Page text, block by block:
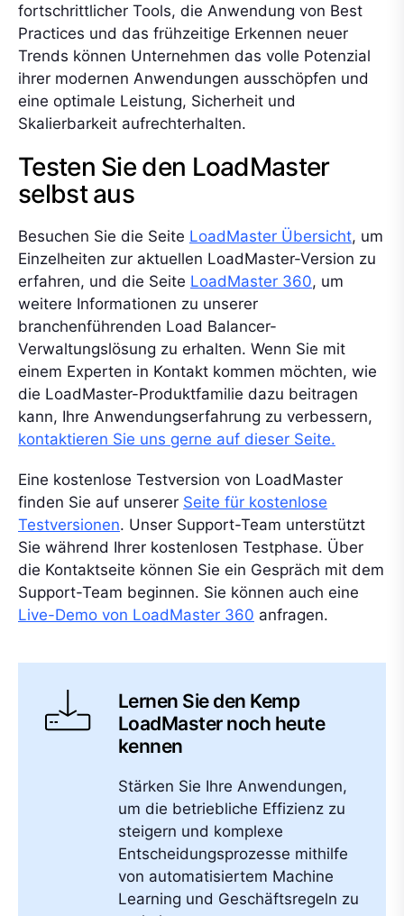
fortschrittlicher Tools, die Anwendung von Best
Practices und das frühzeitige Erkennen neuer
Trends können Unternehmen das volle Potenzial
ihrer modernen Anwendungen ausschöpfen und
eine optimale Leistung, Sicherheit und
Skalierbarkeit aufrechterhalten.
Testen Sie den LoadMaster
selbst aus
Besuchen Sie die Seite LoadMaster Übersicht, um
Einzelheiten zur aktuellen LoadMaster-Version zu
erfahren, und die Seite LoadMaster 360, um
weitere Informationen zu unserer
branchenführenden Load Balancer-
Verwaltungslösung zu erhalten. Wenn Sie mit
einem Experten in Kontakt kommen möchten, wie
die LoadMaster-Produktfamilie dazu beitragen
kann, Ihre Anwendungserfahrung zu verbessern,
kontaktieren Sie uns gerne auf dieser Seite.
Eine kostenlose Testversion von LoadMaster
finden Sie auf unserer Seite für kostenlose
Testversionen. Unser Support-Team unterstützt
Sie während Ihrer kostenlosen Testphase. Über
die Kontaktseite können Sie ein Gespräch mit dem
Support-Team beginnen. Sie können auch eine
Live-Demo von LoadMaster 360 anfragen.
Lernen Sie den Kemp
LoadMaster noch heute
kennen
Stärken Sie Ihre Anwendungen,
um die betriebliche Effizienz zu
steigern und komplexe
Entscheidungsprozesse mithilfe
von automatisiertem Machine
Learning und Geschäftsregeln zu